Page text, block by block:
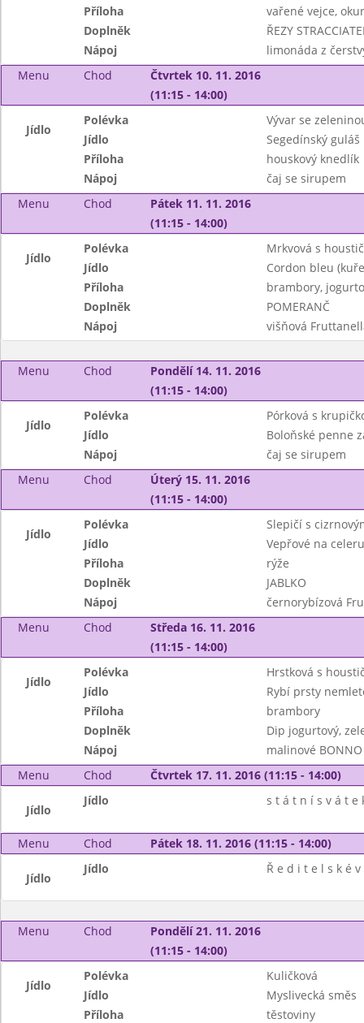
Příloha
vařené vejce,
Doplněk
ŘEZY
Nápoj
limonáda z
Menu
Chod
Čtvrtek 10. 11. 2016
(11:15 - 14:00)
Jídlo
Polévka
Vývar se
Jídlo
Segedínský guláš
Příloha
houskový knedlík
Nápoj
čaj se sirupem
Menu
Chod
Pátek 11. 11. 2016
(11:15 - 14:00)
Jídlo
Polévka
Mrkvová s
Jídlo
Cordon bleu
Příloha
brambory,
Doplněk
POMERANČ
Nápoj
višňová
Menu Chod
Pondělí 14. 11. 2016
(11:15 - 14:00)
Jídlo
Polévka
Pórková s
Jídlo
Boloňské penne
Nápoj
čaj se sirupem
Menu
Chod
Úterý 15. 11. 2016
(11:15 - 14:00)
Jídlo
Polévka
Slepičí s
Jídlo
Vepřové na celeru
Příloha
rýže
Doplněk
JABLKO
Nápoj
černorybízová
Menu
Chod
Středa 16. 11. 2016
(11:15 - 14:00)
Jídlo
Polévka
Hrstková s
Jídlo
Rybí prsty
Příloha
brambory
Doplněk
Dip jogurtový,
Nápoj
malinové BONNO
Menu
Chod Čtvrtek 17. 11. 2016 (11:15 - 14:00)
Jídlo
Jídlo s t á t n í s v á t e
Menu Chod Pátek 18. 11. 2016 (11:15 - 14:00)
Jídlo
Jídlo Ř e d i t e l s k é
Menu Chod
Pondělí 21. 11. 2016
(11:15 - 14:00)
Jídlo
Polévka
Kuličková
Jídlo
Myslivecká směs
Příloha
těstoviny